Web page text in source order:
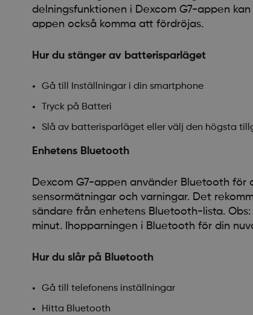
delningsfunktionen i Dexcom G7-appen
appen också komma att fördröjas.
Hur du stänger av batterisparläget
Gå till Inställningar i din smartphone
Tryck på Batteri
Slå av batterisparläget eller välj den högsta
Enhetens Bluetooth
Dexcom G7-appen använder Bluetooth
sensormätningar och varningar. Det
sändare från enhetens Bluetooth-lista.
minut. Ihopparningen i Bluetooth för din
Hur du slår på Bluetooth
Gå till telefonens inställningar
Hitta Bluetooth